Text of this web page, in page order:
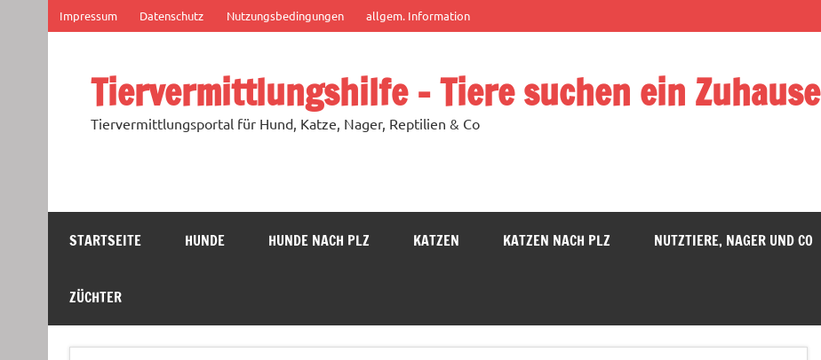
springen
Impressum Datenschutz Nutzungsbedingungen allgem. Information
Tiervermittlungshilfe – Tiere suchen ein Zuhause
Tiervermittlungsportal für Hund, Katze, Nager, Reptilien & Co
STARTSEITE HUNDE HUNDE NACH PLZ KATZEN KATZEN NACH PLZ NUTZTIERE, NAGER UND CO
ZÜCHTER